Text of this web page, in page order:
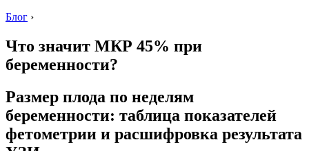
Блог ›
Что значит МКР 45% при
беременности?
Размер плода по неделям
беременности: таблица показателей
фетометрии и расшифровка результата